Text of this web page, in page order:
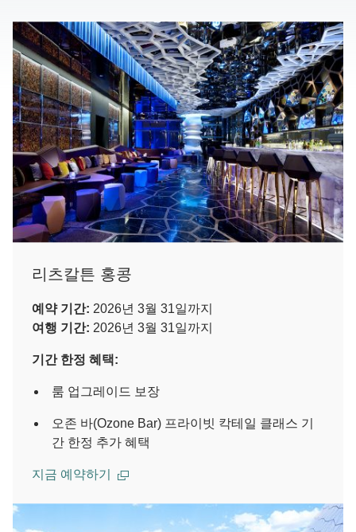
리츠칼튼 홍콩
예약 기간: 2026년 3월 31일까지
여행 기간: 2026년 3월 31일까지
기간 한정 혜택:
룸 업그레이드 보장
오존 바(Ozone Bar) 프라이빗 칵테일 클래스 기
간 한정 추가 혜택
지금 예약하기